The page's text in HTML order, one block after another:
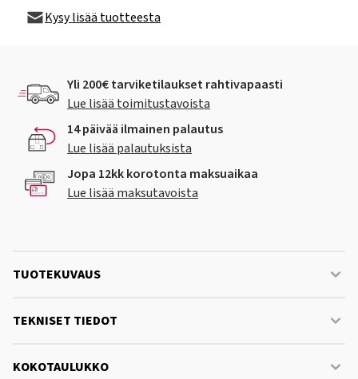
Kysy lisää tuotteesta
Yli 200€ tarviketilaukset rahtivapaasti
Lue lisää toimitustavoista
14 päivää ilmainen palautus
Lue lisää palautuksista
Jopa 12kk korotonta maksuaikaa
Lue lisää maksutavoista
TUOTEKUVAUS
TEKNISET TIEDOT
KOKOTAULUKKO